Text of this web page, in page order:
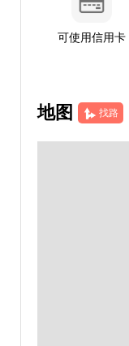
可使用信用卡
地图 找路